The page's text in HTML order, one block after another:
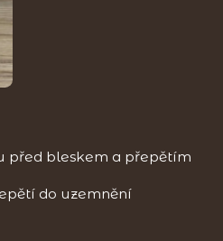
před bleskem a přepětím
do uzemnění